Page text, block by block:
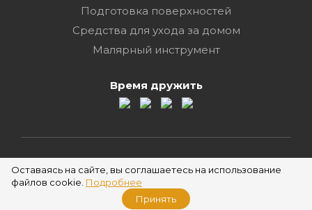
Подготовка поверхностей
Средства для ухода за домом
Малярный инструмент
Время дружить
2026 ©
Оставаясь на сайте, вы соглашаетесь на использование
файлов cookie. Подробнее
Принять